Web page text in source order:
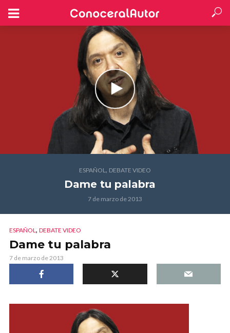
ESPAÑOL, DEBATE VIDEO
Dame tu palabra
7 de marzo de 2013
ESPAÑOL, DEBATE VIDEO
Dame tu palabra
7 de marzo de 2013